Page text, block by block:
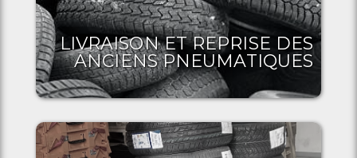
LIVRAISON ET REPRISE DES
ANCIENS PNEUMATIQUES